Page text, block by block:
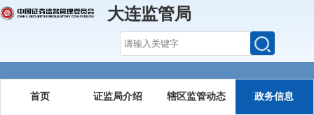
大连监管局
首页 证监局介绍 辖区监管动态 政务信息